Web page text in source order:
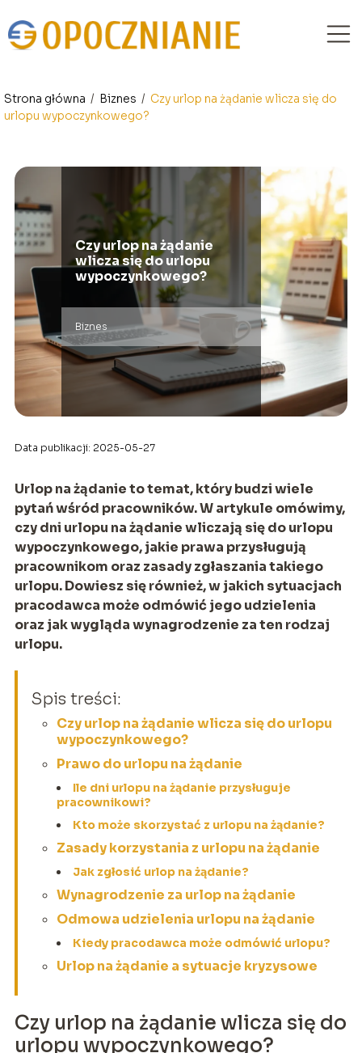
Strona główna / Biznes / Czy urlop na żądanie wlicza się do
urlopu wypoczynkowego?
Czy urlop na żądanie
wlicza się do urlopu
wypoczynkowego?
Biznes
Data publikacji: 2025-05-27
Urlop na żądanie to temat, który budzi wiele
pytań wśród pracowników. W artykule omówimy,
czy dni urlopu na żądanie wliczają się do urlopu
wypoczynkowego, jakie prawa przysługują
pracownikom oraz zasady zgłaszania takiego
urlopu. Dowiesz się również, w jakich sytuacjach
pracodawca może odmówić jego udzielenia
oraz jak wygląda wynagrodzenie za ten rodzaj
urlopu.
Spis treści:
Czy urlop na żądanie wlicza się do urlopu
wypoczynkowego?
Prawo do urlopu na żądanie
Ile dni urlopu na żądanie przysługuje
pracownikowi?
Kto może skorzystać z urlopu na żądanie?
Zasady korzystania z urlopu na żądanie
Jak zgłosić urlop na żądanie?
Wynagrodzenie za urlop na żądanie
Odmowa udzielenia urlopu na żądanie
Kiedy pracodawca może odmówić urlopu?
Urlop na żądanie a sytuacje kryzysowe
Czy urlop na żądanie wlicza się do
urlopu wypoczynkowego?